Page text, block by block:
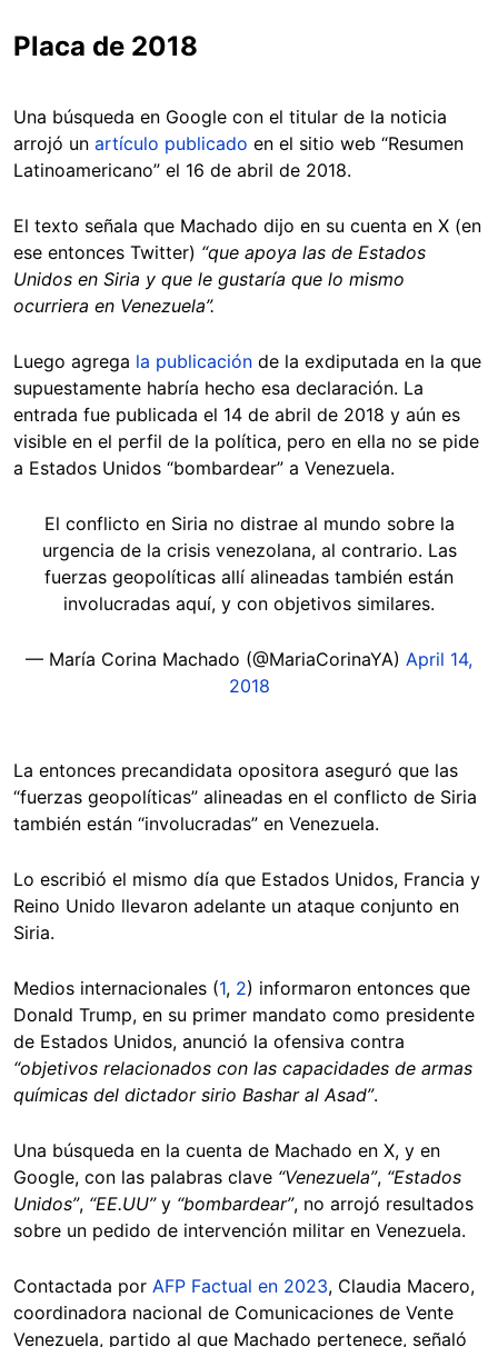
Placa de 2018
Una búsqueda en Google con el titular de la noticia
arrojó un artículo publicado en el sitio web “Resumen
Latinoamericano” el 16 de abril de 2018.
El texto señala que Machado dijo en su cuenta en X (en
ese entonces Twitter) “que apoya las de Estados
Unidos en Siria y que le gustaría que lo mismo
ocurriera en Venezuela”.
Luego agrega la publicación de la exdiputada en la que
supuestamente habría hecho esa declaración. La
entrada fue publicada el 14 de abril de 2018 y aún es
visible en el perfil de la política, pero en ella no se pide
a Estados Unidos “bombardear” a Venezuela.
El conflicto en Siria no distrae al mundo sobre la
urgencia de la crisis venezolana, al contrario. Las
fuerzas geopolíticas allí alineadas también están
involucradas aquí, y con objetivos similares.
— María Corina Machado (@MariaCorinaYA) April 14,
2018
La entonces precandidata opositora aseguró que las
“fuerzas geopolíticas” alineadas en el conflicto de Siria
también están “involucradas” en Venezuela.
Lo escribió el mismo día que Estados Unidos, Francia y
Reino Unido llevaron adelante un ataque conjunto en
Siria.
Medios internacionales (1, 2) informaron entonces que
Donald Trump, en su primer mandato como presidente
de Estados Unidos, anunció la ofensiva contra
“objetivos relacionados con las capacidades de armas
químicas del dictador sirio Bashar al Asad”.
Una búsqueda en la cuenta de Machado en X, y en
Google, con las palabras clave “Venezuela”, “Estados
Unidos”, “EE.UU”y “bombardear”, no arrojó resultados
sobre un pedido de intervención militar en Venezuela.
Contactada por AFP Factual en 2023, Claudia Macero,
coordinadora nacional de Comunicaciones de Vente
Venezuela, partido al que Machado pertenece, señaló